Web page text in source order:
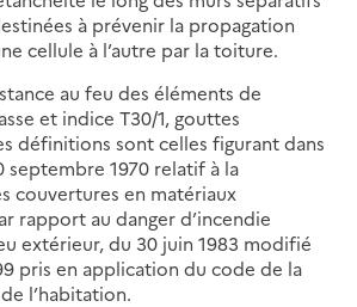
à prévenir la propagation
cellule à l’autre par la toiture.
au feu des éléments de
et indice T30/1, gouttes
définitions sont celles figurant dans
septembre 1970 relatif à la
couvertures en matériaux
rapport au danger d’incendie
extérieur, du 30 juin 1983 modifié
pris en application du code de la
l’habitation.